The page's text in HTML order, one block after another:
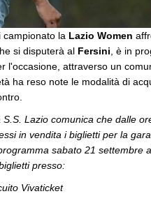
campionato la Lazio Women
si disputerà al Fersini , è in
l'occasione, attraverso un
ha reso note le modalità di
S.S. Lazio comunica che dalle
in vendita i biglietti per la
sabato 21 settembre
presso:
Vivaticket